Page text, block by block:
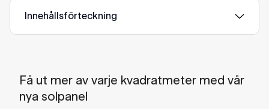
Innehållsförteckning
Få ut mer av varje kvadratmeter med vår
nya solpanel